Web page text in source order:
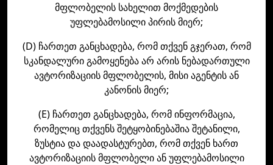
მფლობელის სახელით მოქმედების
უფლებამოსილი პირის მიერ;
(D) ჩართეთ განცხადება, რომ თქვენ გჯერათ, რომ
სკანდალური გამოყენება არ არის ნებადართული
ავტორიზაციის მფლობელის, მისი აგენტის ან
კანონის მიერ;
(E) ჩართეთ განცხადება, რომ ინფორმაცია,
რომელიც თქვენს შეტყობინებაშია შეტანილი,
ზუსტია და დაადასტურებთ, რომ თქვენ ხართ
ავტორიზაციის მფლობელი ან უფლებამოსილი